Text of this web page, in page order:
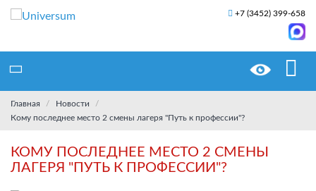
+7 (3452) 399-658
Главная
Новости
Кому последнее место 2 смены лагеря "Путь к профессии"?
КОМУ ПОСЛЕДНЕЕ МЕСТО 2 СМЕНЫ
ЛАГЕРЯ "ПУТЬ К ПРОФЕССИИ"?